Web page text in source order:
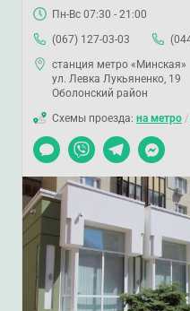
Пн-Вс 07:30 - 21:00
(067) 127-03-03
станция метро «Минская»
ул. Левка Лукьяненко, 19
Оболонский район
Схемы проезда: на метро /
Чат
Viber TelegramMessenger